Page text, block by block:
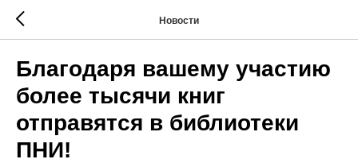
Новости
Благодаря вашему участию
более тысячи книг
отправятся в библиотеки
ПНИ!